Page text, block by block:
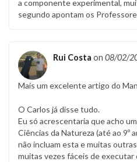
a componente experimental,
segundo apontam os
Rui Costa on 08/02/
Mais um excelente artigo do
O Carlos já disse tudo.
Eu só acrescentaria que acho
Ciências da Natureza (até ao 9º
não incluam esta e muitas
muitas vezes fáceis de